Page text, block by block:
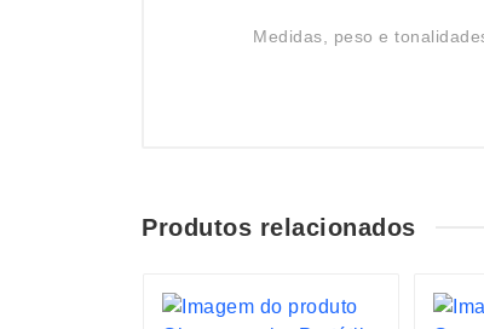
Medidas, peso e
Produtos relacionados